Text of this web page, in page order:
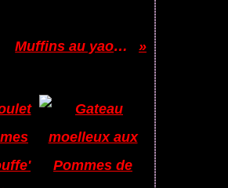
Muffins au yaourt